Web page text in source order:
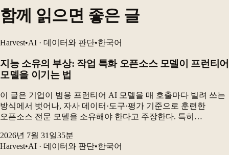
함께 읽으면 좋은 글
Harvest•AI · 데이터와 판단•한국어
지능 소유의 부상: 작업 특화 오픈소스 모델이 프런티어
모델을 이기는 법
이 글은 기업이 범용 프런티어 AI 모델을 매 호출마다 빌려 쓰는
방식에서 벗어나, 자사 데이터·도구·평가 기준으로 훈련한
오픈소스 전문 모델을 소유해야 한다고 주장한다. 특히
파라미터 오픈소스 모델은 최고 프런티어 구성보다 더...
2026년 7월 31일35분
Harvest•AI · 데이터와 판단•한국어